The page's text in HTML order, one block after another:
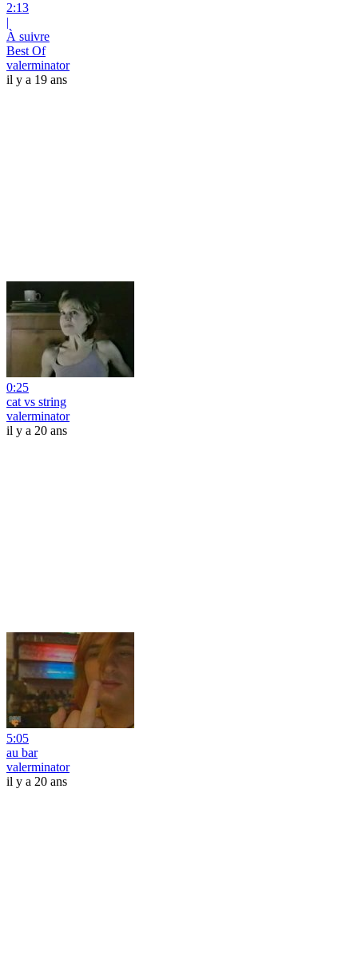
2:13
|
À suivre
Best Of
valerminator
il y a 19 ans
0:25
cat vs string
valerminator
il y a 20 ans
5:05
au bar
valerminator
il y a 20 ans